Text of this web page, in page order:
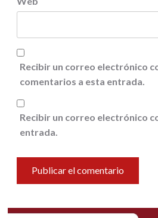
Recibir un correo electrónico
comentarios a esta entrada.
Recibir un correo electrónico
entrada.